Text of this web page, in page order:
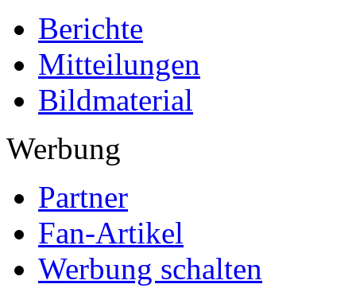
Berichte
Mitteilungen
Bildmaterial
Werbung
Partner
Fan-Artikel
Werbung schalten